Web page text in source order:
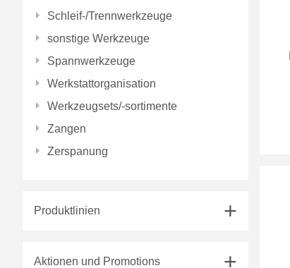
Schleif-/Trennwerkzeuge
sonstige Werkzeuge
Spannwerkzeuge
Werkstattorganisation
Werkzeugsets/-sortimente
Zangen
Zerspanung
Produktlinien
Aktionen und Promotions